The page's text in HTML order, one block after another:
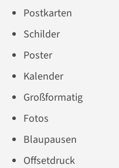
Postkarten
Schilder
Poster
Kalender
Großformatig
Fotos
Blaupausen
Offsetdruck